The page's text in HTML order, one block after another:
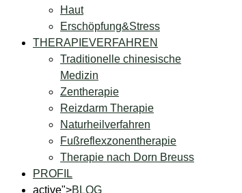
Haut
Erschöpfung&Stress
THERAPIEVERFAHREN
Traditionelle chinesische
Medizin
Zentherapie
Reizdarm Therapie
Naturheilverfahren
Fußreflexzonentherapie
Therapie nach Dorn Breuss
PROFIL
active">BLOG